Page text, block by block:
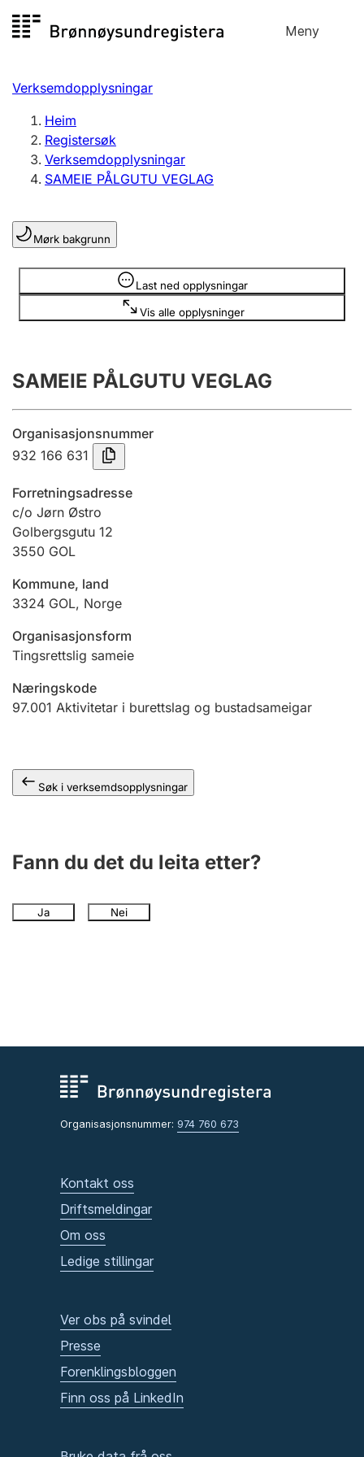
til
Meny
Registersøk
Aksjeselskap
Enkeltpersonføretak
Registrere, endre, slette
Lag og foreining
Registrere, endre, slette
Innsending og forseinkingsgebyr
Tinglysing
Jeger
Betaling og jegeravgiftskort
Ektepaktrettleiaren
Verksemdopplysningar
Heim
Registersøk
Verksemdopplysningar
SAMEIE PÅLGUTU VEGLAG
Mørk bakgrunn
Last ned opplysningar
Vis alle opplysninger
Opplysninger er skjult
SAMEIE PÅLGUTU VEGLAG
Organisasjonsnummer
932 166 631
Forretningsadresse
c/o Jørn Østro
Golbergsgutu 12
3550 GOL
Kommune, land
3324 GOL, Norge
Organisasjonsform
Tingsrettslig sameie
Næringskode
97.001 Aktivitetar i burettslag og bustadsameigar
Søk i verksemdsopplysningar
Fann du det du leita etter?
Ja Nei
Organisasjonsnummer: 974 760 673
Kontakt oss
Driftsmeldingar
Om oss
Ledige stillingar
Ver obs på svindel
Presse
Forenklingsbloggen
Finn oss på LinkedIn